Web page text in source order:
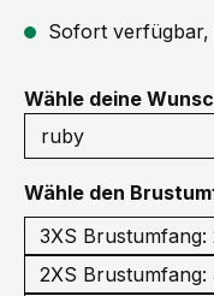
Sofort verfügbar,
Wähle deine
Wähle den
2XS